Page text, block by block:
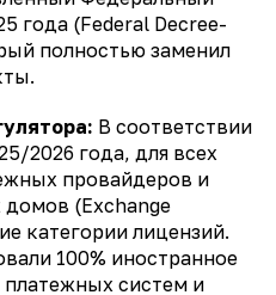
года (Federal Decree-
полностью заменил
В соответствии
2026 года, для всех
провайдеров и
домов (Exchange
категории лицензий.
100% иностранное
систем и